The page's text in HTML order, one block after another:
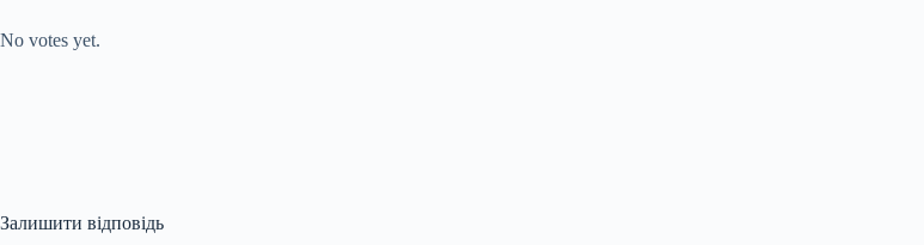
No votes yet.
Залишити відповідь